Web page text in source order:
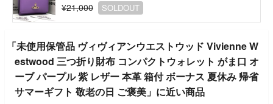
¥21,000
SOLDOUT
「未使用保管品 ヴィヴィアンウエストウッド Vivienne W
estwood 三つ折り財布 コンパクトウォレット がま口 オ
ーブ パープル 紫 レザー 本革 箱付 ボーナス 夏休み 帰省
サマーギフト 敬老の日 ご褒美」に近い商品